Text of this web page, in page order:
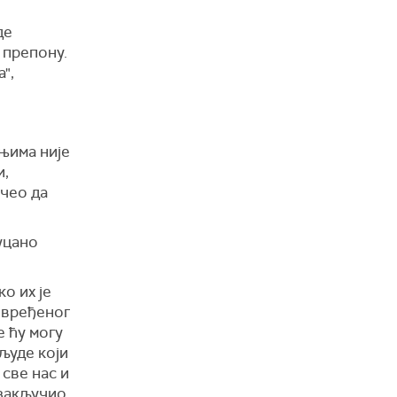
вези
није
да
их је
ћу могу
који
нас и